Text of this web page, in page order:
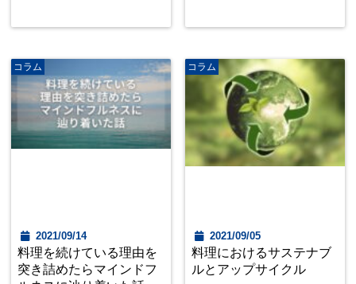
コラム
2021/09/14
料理を続けている理由を
突き詰めたらマインドフ
コラム
2021/09/05
料理におけるサステナブ
ルとアップサイクル